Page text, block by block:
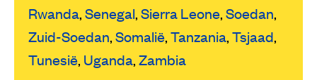
Rwanda,Senegal,Sierra Leone,Soedan,
Zuid-Soedan,Somalië,Tanzania,Tsjaad,
Tunesië, Uganda,Zambia